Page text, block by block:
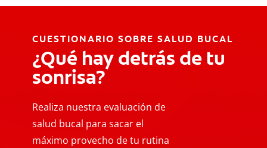
CUESTIONARIO SOBRE SALUD BUCAL
¿Qué hay detrás de tu
sonrisa?
Realiza nuestra evaluación de
salud bucal para sacar el
máximo provecho de tu rutina